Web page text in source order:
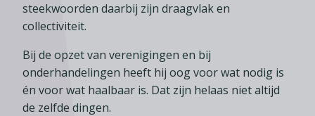
Agenda
steekwoorden daarbij zijn draagvlak en
collectiviteit.
Bij de opzet van verenigingen en bij
onderhandelingen heeft hij oog voor wat nodig is
én voor wat haalbaar is. Dat zijn helaas niet altijd
de zelfde dingen.